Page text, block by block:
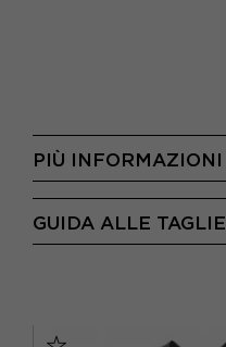
PIÙ INFORMAZIONI
GUIDA ALLE TAGLIE